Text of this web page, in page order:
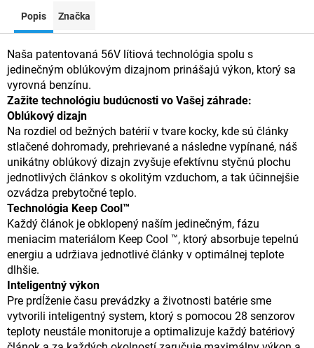
Popis Značka
Naša patentovaná 56V lítiová technológia spolu s
jedinečným oblúkovým dizajnom prinášajú výkon, ktorý sa
vyrovná benzínu.
Zažite technológiu budúcnosti vo Vašej záhrade:
Oblúkový dizajn
Na rozdiel od bežných batérií v tvare kocky, kde sú články
stlačené dohromady, prehrievané a následne vypínané, náš
unikátny oblúkový dizajn zvyšuje efektívnu styčnú plochu
jednotlivých článkov s okolitým vzduchom, a tak účinnejšie
ozvádza prebytočné teplo.
Technológia Keep Cool™
Každý článok je obklopený naším jedinečným, fázu
meniacim materiálom Keep Cool ™, ktorý absorbuje tepelnú
energiu a udržiava jednotlivé články v optimálnej teplote
dlhšie.
Inteligentný výkon
Pre prdĺženie času prevádzky a životnosti batérie sme
vytvorili inteligentný system, ktorý s pomocou 28 senzorov
teploty neustále monitoruje a optimalizuje každý batériový